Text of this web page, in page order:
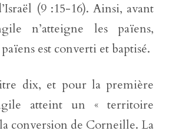
(9 :15-16). Ainsi, avant
n’atteigne les païens,
est converti et baptisé.
dix, et pour la première
atteint un « territoire
conversion de Corneille. La